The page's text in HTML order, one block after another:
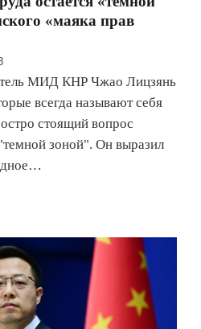
«маяка прав
МИД КНР Чжао Лицзянь
всегда называют себя
стоящий вопрос
"темной зоной". Он выразил